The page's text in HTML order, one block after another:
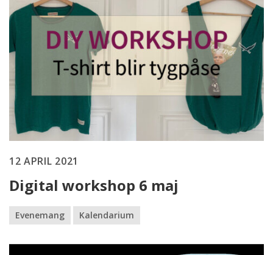
12 APRIL 2021
Digital workshop 6 maj
Evenemang Kalendarium